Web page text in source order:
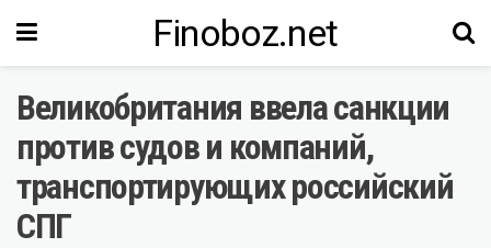
Finoboz.net
Великобритания ввела санкции
против судов и компаний,
транспортирующих российский
СПГ